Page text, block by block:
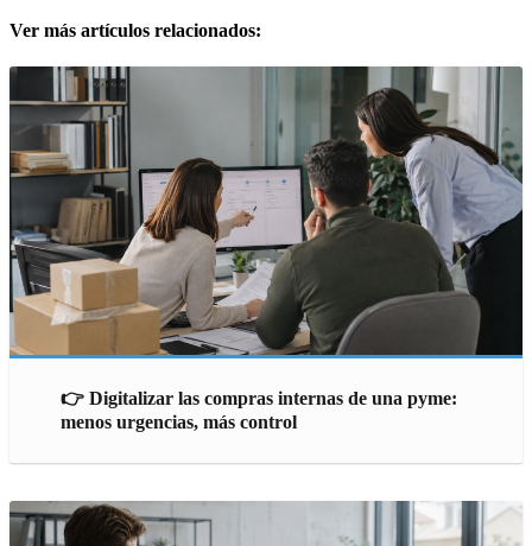
Ver más artículos relacionados:
👉 Digitalizar las compras internas de una pyme:
menos urgencias, más control